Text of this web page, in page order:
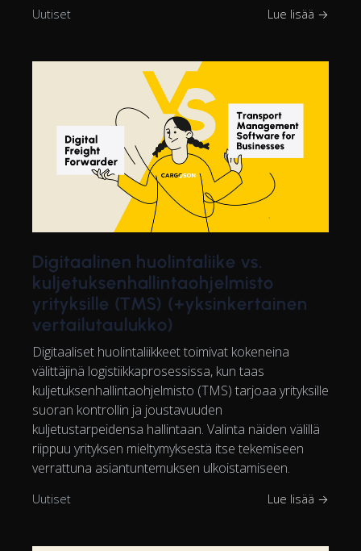
Uutiset Lue lisää →
Digitaalinen huolintaliike vs.
kuljetuksenhallintaohjelmisto
yrityksille (TMS) (+yksinkertainen
vertailutaulukko)
Digitaaliset huolintaliikkeet toimivat kokeneina
välittäjinä logistiikkaprosessissa, kun taas
kuljetuksenhallintaohjelmisto (TMS) tarjoaa yrityksille
suoran kontrollin ja joustavuuden
kuljetustarpeidensa hallintaan. Valinta näiden välillä
riippuu yrityksen mieltymyksestä itse tekemiseen
verrattuna asiantuntemuksen ulkoistamiseen.
Uutiset Lue lisää →